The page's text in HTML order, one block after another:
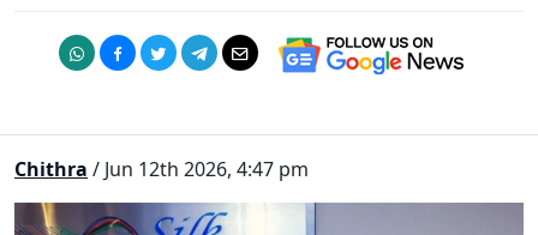
Chithra / Jun 12th 2026, 4:47 pm